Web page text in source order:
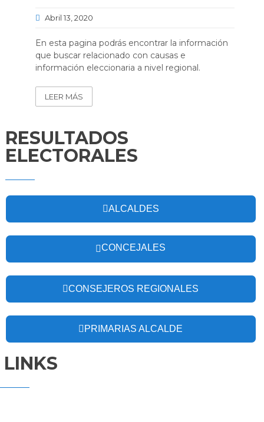
Abril 13, 2020
En esta pagina podrás encontrar la información
que buscar relacionado con causas e
información eleccionaria a nivel regional.
LEER MÁS
RESULTADOS
ELECTORALES
ALCALDES
CONCEJALES
CONSEJEROS REGIONALES
PRIMARIAS ALCALDE
LINKS